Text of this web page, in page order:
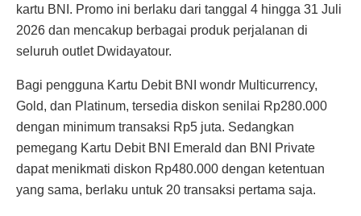
kartu BNI. Promo ini berlaku dari tanggal 4 hingga 31 Juli
2026 dan mencakup berbagai produk perjalanan di
seluruh outlet Dwidayatour.
Bagi pengguna Kartu Debit BNI wondr Multicurrency,
Gold, dan Platinum, tersedia diskon senilai Rp280.000
dengan minimum transaksi Rp5 juta. Sedangkan
pemegang Kartu Debit BNI Emerald dan BNI Private
dapat menikmati diskon Rp480.000 dengan ketentuan
yang sama, berlaku untuk 20 transaksi pertama saja.